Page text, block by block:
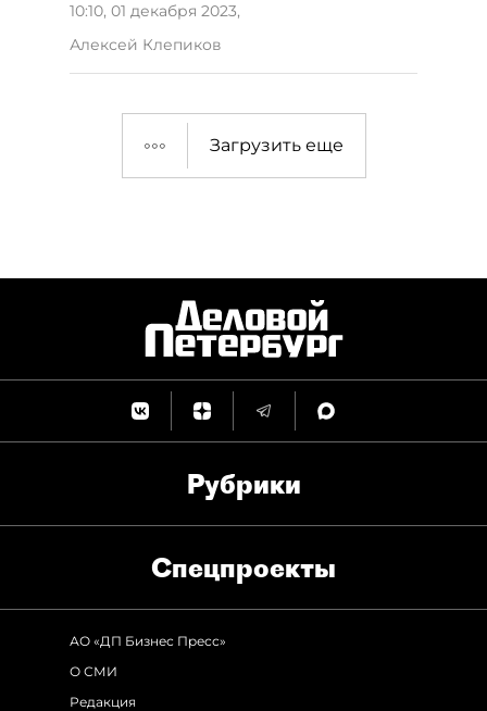
10:10, 01 декабря 2023,
Алексей Клепиков
Загрузить еще
Рубрики
Спец­проекты
АО «ДП Бизнес Пресс»
О СМИ
Редакция